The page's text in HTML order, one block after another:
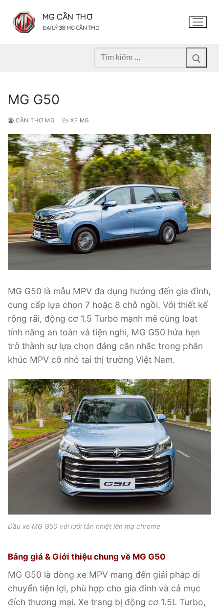
MG CẦN THƠ
ĐẠI LÝ 3S MG CẦN THƠ
Tìm
MG G50
CẦN THƠ MG XE MG
MG G50 là mẫu MPV đa dụng hướng đến gia đình,
cung cấp lựa chọn 7 hoặc 8 chỗ ngồi. Với thiết kế
rộng rãi, động cơ 1.5 Turbo mạnh mẽ cùng loạt
tính năng an toàn và tiện nghi, MG G50 hứa hẹn
trở thành sự lựa chọn đáng cân nhắc trong phân
khúc MPV cỡ nhỏ tại thị trường Việt Nam.
Đầu xe MG G50 với lưới tản nhiệt lớn mạ chrome
Bảng giá & Giới thiệu chung về MG G50
MG G50 là dòng xe MPV mang đến giải pháp di
chuyển tiện lợi, phù hợp cho gia đình và cả mục
đích thương mại. Xe trang bị động cơ 1.5L Turbo,